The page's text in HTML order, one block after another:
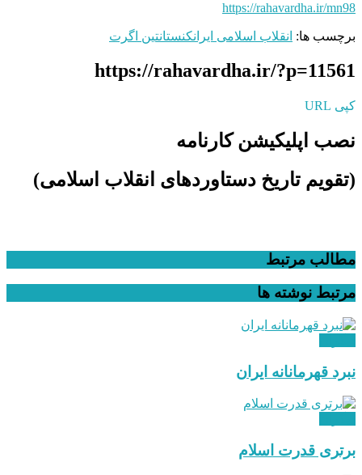
https://rahavardha.ir/mn98
برچسب ها: انقلاب اسلامی ایرانکنستانتین اگرت
https://rahavardha.ir/?p=11561
کپی URL
نصب اپلیکیشن کارنامه
(تقویم تاریخ دستاوردهای انقلاب اسلامی​)
مطالب مرتبط
مرتبط نوشته ها
نبرد قهرمانانه ایران
برتری قدرت اسلام